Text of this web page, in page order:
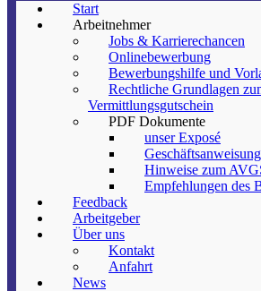
Start
Arbeitnehmer
Jobs & Karrierechancen
Onlinebewerbung
Bewerbungshilfe und
Rechtliche Grundlagen
Vermittlungsgutschein
PDF Dokumente
unser Exposé
Hinweise zum
Empfehlungen des
Feedback
Arbeitgeber
Über uns
Kontakt
Anfahrt
News